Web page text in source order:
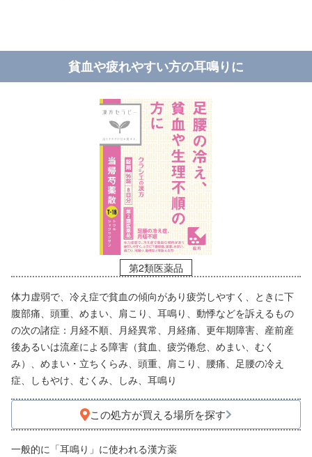
貧血や疲れやすい方の耳鳴りに
第2類医薬品
体力虚弱で、冷え症で貧血の傾向があり疲労しやすく、ときに下
腹部痛、頭重、めまい、肩こり、耳鳴り、動悸などを訴えるもの
の次の諸症：月経不順、月経異常、月経痛、更年期障害、産前産
後あるいは流産による障害（貧血、疲労倦怠、めまい、むく
み）、めまい・立ちくらみ、頭重、肩こり、腰痛、足腰の冷え
症、しもやけ、むくみ、しみ、耳鳴り
この処方が買える場所を探す
一般的に「耳鳴り」に使われる漢方薬